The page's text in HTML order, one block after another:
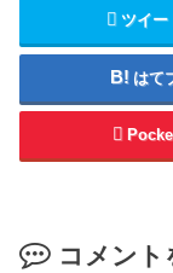
ツイー
はて
コメント